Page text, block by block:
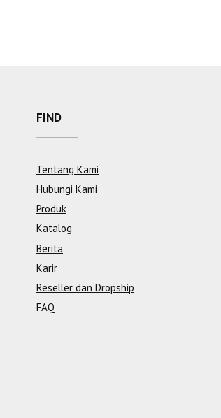
FIND
Tentang Kami
Hubungi Kami
Produk
Katalog
Berita
Karir
Reseller dan Dropship
FAQ